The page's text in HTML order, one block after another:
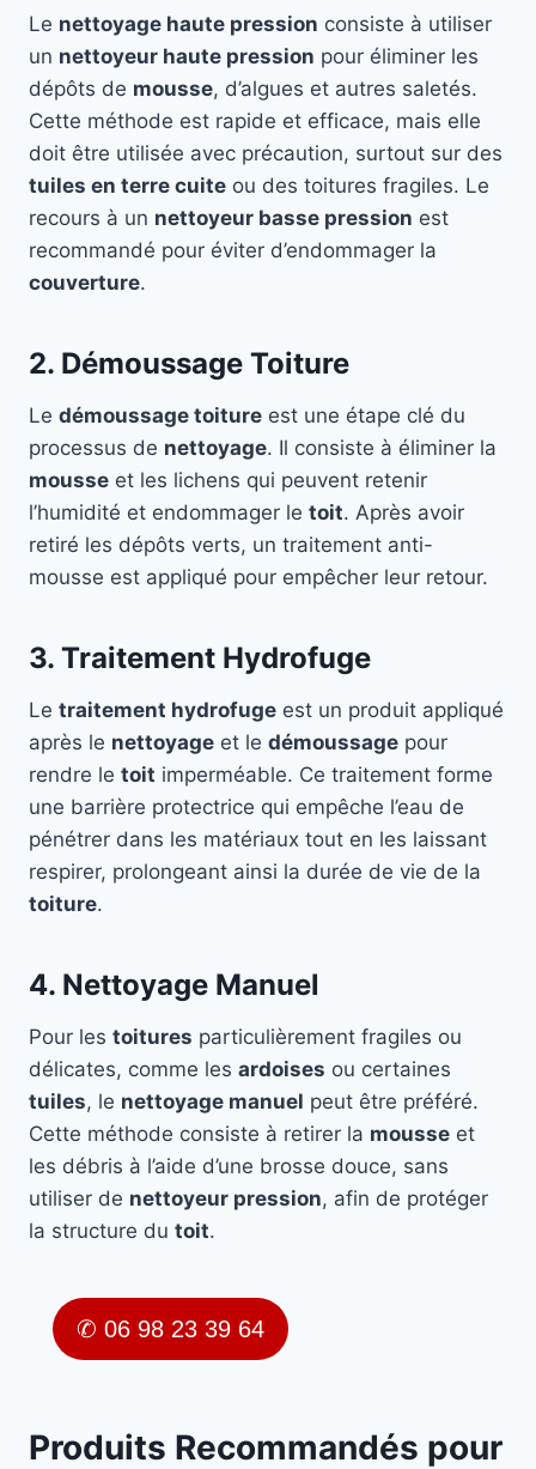
Le nettoyage haute pression consiste à utiliser
un nettoyeur haute pression pour éliminer les
dépôts de mousse, d’algues et autres saletés.
Cette méthode est rapide et efficace, mais elle
doit être utilisée avec précaution, surtout sur des
tuiles en terre cuite ou des toitures fragiles. Le
recours à un nettoyeur basse pression est
recommandé pour éviter d’endommager la
couverture.
2. Démoussage Toiture
Le démoussage toiture est une étape clé du
processus de nettoyage. Il consiste à éliminer la
mousse et les lichens qui peuvent retenir
l’humidité et endommager le toit. Après avoir
retiré les dépôts verts, un traitement anti-
mousse est appliqué pour empêcher leur retour.
3. Traitement Hydrofuge
Le traitement hydrofuge est un produit appliqué
après le nettoyage et le démoussage pour
rendre le toit imperméable. Ce traitement forme
une barrière protectrice qui empêche l’eau de
pénétrer dans les matériaux tout en les laissant
respirer, prolongeant ainsi la durée de vie de la
toiture.
4. Nettoyage Manuel
Pour les toitures particulièrement fragiles ou
délicates, comme les ardoises ou certaines
tuiles, le nettoyage manuel peut être préféré.
Cette méthode consiste à retirer la mousse et
les débris à l’aide d’une brosse douce, sans
utiliser de nettoyeur pression, afin de protéger
la structure du toit.
✆ 06 98 23 39 64
Produits Recommandés pour